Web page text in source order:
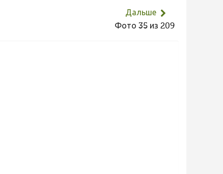
Дальше
Фото 35 из 209